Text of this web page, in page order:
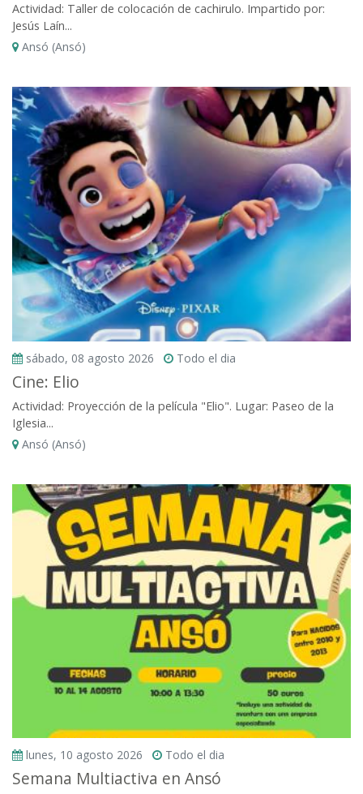
Actividad: Taller de colocación de cachirulo. Impartido por:
Jesús Laín...
Ansó (Ansó)
sábado, 08 agosto 2026 Todo el dia
Cine: Elio
Actividad: Proyección de la película "Elio". Lugar: Paseo de la
Iglesia...
Ansó (Ansó)
lunes, 10 agosto 2026 Todo el dia
Semana Multiactiva en Ansó